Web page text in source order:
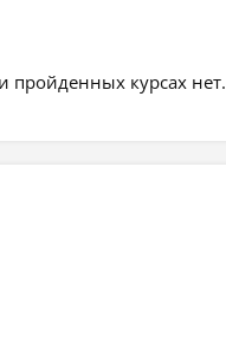
пройденных курсах нет.